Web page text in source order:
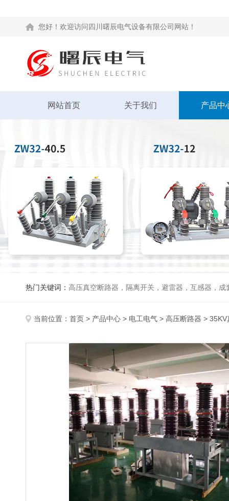
您好！欢迎访问四川曙辰电气设备有限公司网站！
网站首页 关于我们 产品中
热门关键词： 高压真空断路器，隔离开关，避雷器，互感器，成
当前位置： 首页 > 产品中心 > 电工电气 > 高压断路器 > 35KV